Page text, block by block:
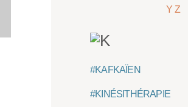
Y Z
#KAFKAÏEN
#KINÉSITHÉRAPIE